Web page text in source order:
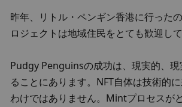
昨年、リトル・ペンギン香港に行った
ロジェクトは地域住民をとても歓迎して
Pudgy Penguinsの成功は、現実的、
ることにあります。NFT自体は技術的
わけではありません。Mintプロセスが